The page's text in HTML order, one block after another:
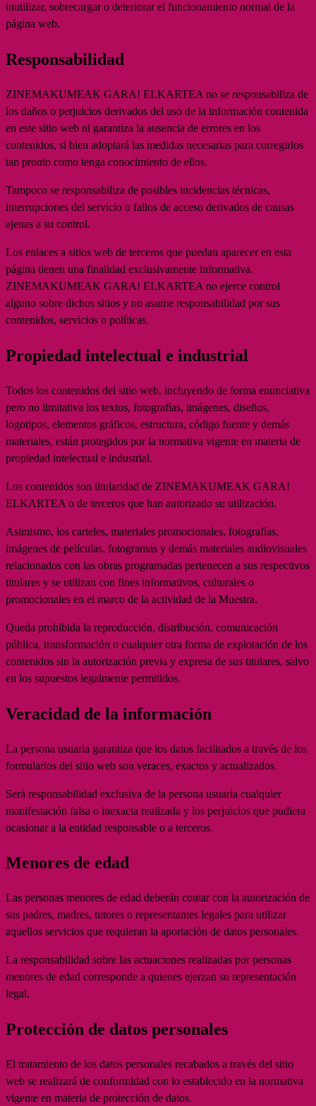
inutilizar, sobrecargar o deteriorar el funcionamiento normal de la
página web.
Responsabilidad
ZINEMAKUMEAK GARA! ELKARTEA no se responsabiliza de
los daños o perjuicios derivados del uso de la información contenida
en este sitio web ni garantiza la ausencia de errores en los
contenidos, si bien adoptará las medidas necesarias para corregirlos
tan pronto como tenga conocimiento de ellos.
Tampoco se responsabiliza de posibles incidencias técnicas,
interrupciones del servicio o fallos de acceso derivados de causas
ajenas a su control.
Los enlaces a sitios web de terceros que puedan aparecer en esta
página tienen una finalidad exclusivamente informativa.
ZINEMAKUMEAK GARA! ELKARTEA no ejerce control
alguno sobre dichos sitios y no asume responsabilidad por sus
contenidos, servicios o políticas.
Propiedad intelectual e industrial
Todos los contenidos del sitio web, incluyendo de forma enunciativa
pero no limitativa los textos, fotografías, imágenes, diseños,
logotipos, elementos gráficos, estructura, código fuente y demás
materiales, están protegidos por la normativa vigente en materia de
propiedad intelectual e industrial.
Los contenidos son titularidad de ZINEMAKUMEAK GARA!
ELKARTEA o de terceros que han autorizado su utilización.
Asimismo, los carteles, materiales promocionales, fotografías,
imágenes de películas, fotogramas y demás materiales audiovisuales
relacionados con las obras programadas pertenecen a sus respectivos
titulares y se utilizan con fines informativos, culturales o
promocionales en el marco de la actividad de la Muestra.
Queda prohibida la reproducción, distribución, comunicación
pública, transformación o cualquier otra forma de explotación de los
contenidos sin la autorización previa y expresa de sus titulares, salvo
en los supuestos legalmente permitidos.
Veracidad de la información
La persona usuaria garantiza que los datos facilitados a través de los
formularios del sitio web son veraces, exactos y actualizados.
Será responsabilidad exclusiva de la persona usuaria cualquier
manifestación falsa o inexacta realizada y los perjuicios que pudiera
ocasionar a la entidad responsable o a terceros.
Menores de edad
Las personas menores de edad deberán contar con la autorización de
sus padres, madres, tutores o representantes legales para utilizar
aquellos servicios que requieran la aportación de datos personales.
La responsabilidad sobre las actuaciones realizadas por personas
menores de edad corresponde a quienes ejerzan su representación
legal.
Protección de datos personales
El tratamiento de los datos personales recabados a través del sitio
web se realizará de conformidad con lo establecido en la normativa
vigente en materia de protección de datos.